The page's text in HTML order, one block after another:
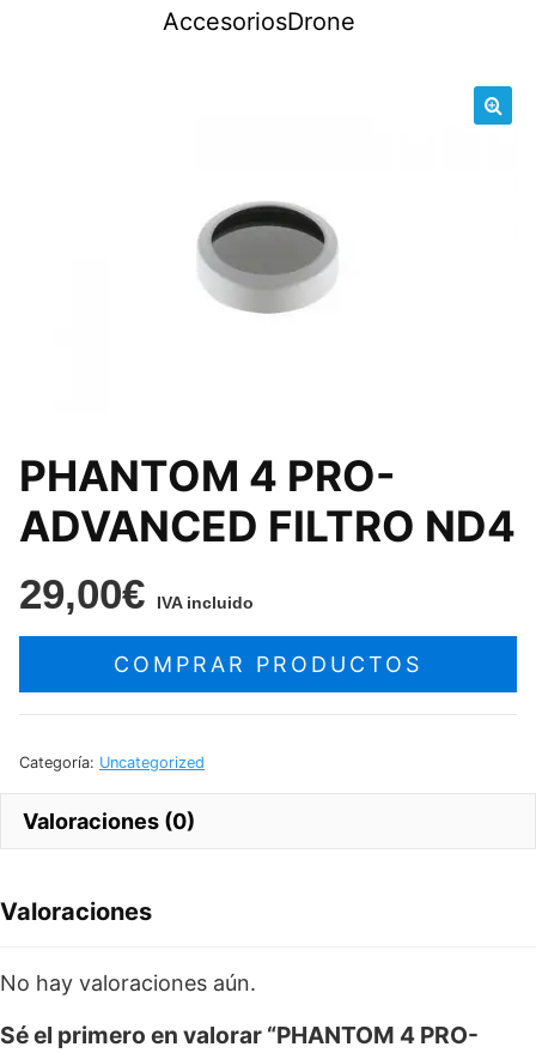
AccesoriosDrone
PHANTOM 4 PRO-
ADVANCED FILTRO ND4
29,00€ IVA incluido
COMPRAR PRODUCTOS
Categoría: Uncategorized
Valoraciones (0)
Valoraciones
No hay valoraciones aún.
Sé el primero en valorar “PHANTOM 4 PRO-